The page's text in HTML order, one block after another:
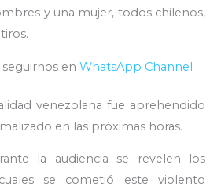
y una mujer, todos chilenos,
en WhatsApp Channel
venezolana fue aprehendido
en las próximas horas.
la audiencia se revelen los
se cometió este violento